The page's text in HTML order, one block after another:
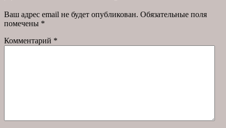
Ваш адрес email не будет опубликован. Обязательные поля
помечены *
Комментарий *